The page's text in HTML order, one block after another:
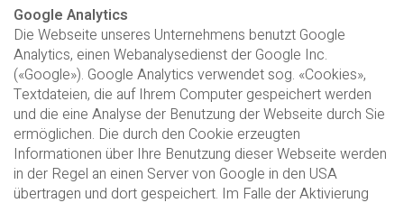
Google Analytics
Die Webseite unseres Unternehmens benutzt Google
Analytics, einen Webanalysedienst der Google Inc.
(«Google»). Google Analytics verwendet sog. «Cookies»,
Textdateien, die auf Ihrem Computer gespeichert werden
und die eine Analyse der Benutzung der Webseite durch Sie
ermöglichen. Die durch den Cookie erzeugten
Informationen über Ihre Benutzung dieser Webseite werden
in der Regel an einen Server von Google in den USA
übertragen und dort gespeichert. Im Falle der Aktivierung